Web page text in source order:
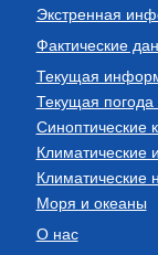
Экстренная
Фактические
Текущая
Текущая погода
Синоптические
Климатические
Климатические
Моря и океаны
О нас